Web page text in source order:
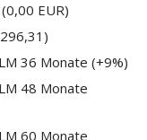
EUR)
36 Monate (+9%)
48 Monate
60 Monate